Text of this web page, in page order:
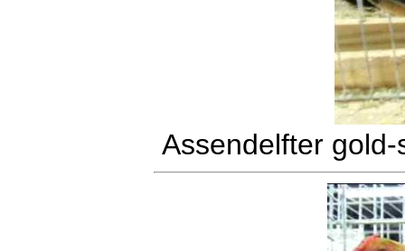
Assendelfter